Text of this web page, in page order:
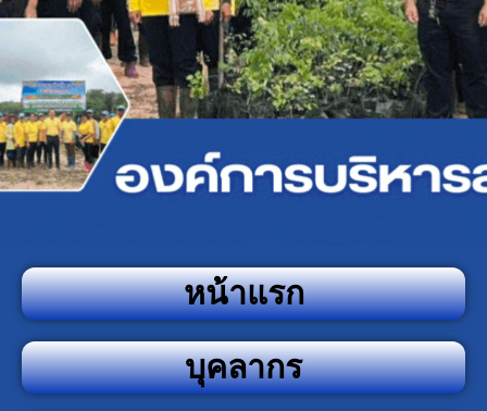
หน้าแรก
บุคลากร